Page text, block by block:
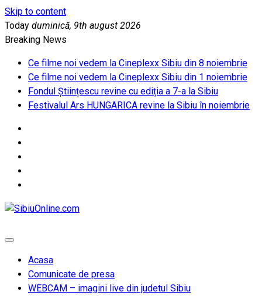
Skip to content
Today duminică, 9th august 2026
Breaking News
Ce filme noi vedem la Cineplexx Sibiu din 8 noiembrie
Ce filme noi vedem la Cineplexx Sibiu din 1 noiembrie
Fondul Științescu revine cu ediția a 7-a la Sibiu
Festivalul Ars HUNGARICA revine la Sibiu în noiembrie
Acasa
Comunicate de presa
WEBCAM – imagini live din judetul Sibiu